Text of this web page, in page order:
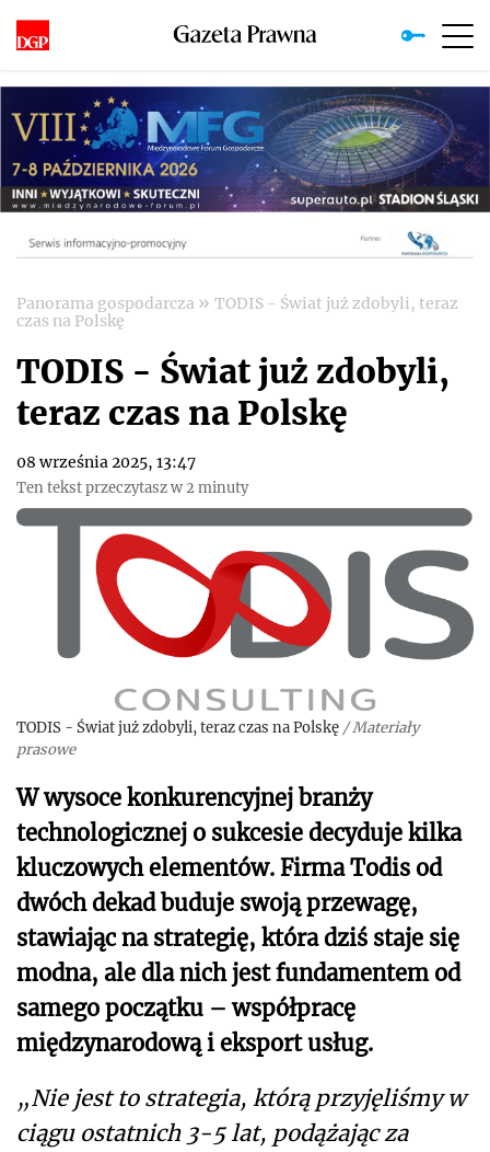
Panorama gospodarcza » TODIS - Świat już zdobyli, teraz
czas na Polskę
TODIS - Świat już zdobyli,
teraz czas na Polskę
08 września 2025, 13:47
Ten tekst przeczytasz w 2 minuty
TODIS - Świat już zdobyli, teraz czas na Polskę /Materiały
prasowe
W wysoce konkurencyjnej branży
technologicznej o sukcesie decyduje kilka
kluczowych elementów. Firma Todis od
dwóch dekad buduje swoją przewagę,
stawiając na strategię, która dziś staje się
modna, ale dla nich jest fundamentem od
samego początku – współpracę
międzynarodową i eksport usług.
„Nie jest to strategia, którą przyjęliśmy w
ciągu ostatnich 3-5 lat, podążając za